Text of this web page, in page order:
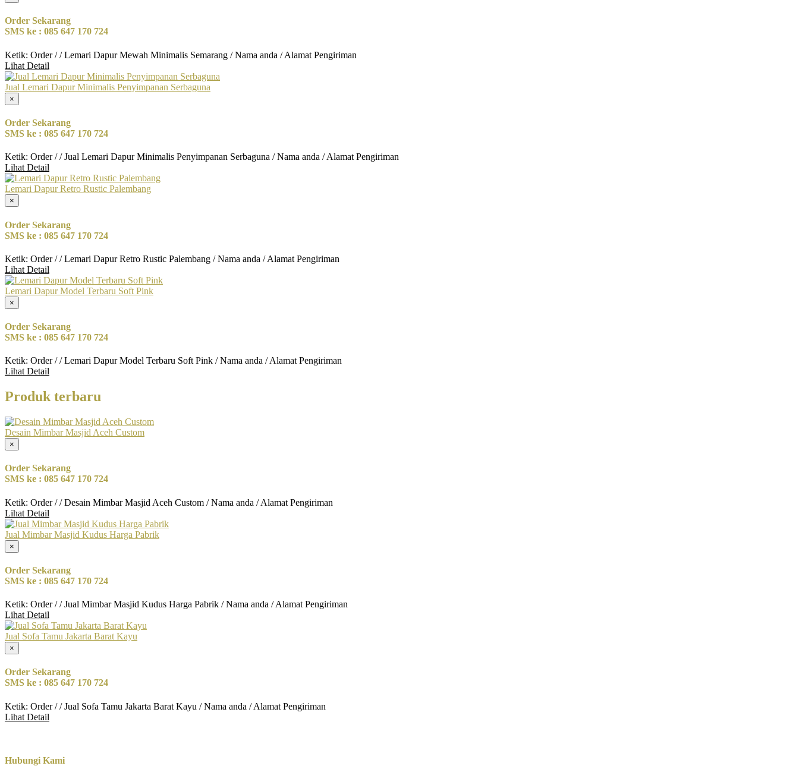
Order Sekarang
SMS ke : 085 647 170 724
Ketik: Order / / Lemari Dapur Mewah Minimalis Semarang / Nama anda / Alamat Pengiriman
Lihat Detail
Jual Lemari Dapur Minimalis Penyimpanan Serbaguna
×
Order Sekarang
SMS ke : 085 647 170 724
Ketik: Order / / Jual Lemari Dapur Minimalis Penyimpanan Serbaguna / Nama anda / Alamat Pengiriman
Lihat Detail
Lemari Dapur Retro Rustic Palembang
×
Order Sekarang
SMS ke : 085 647 170 724
Ketik: Order / / Lemari Dapur Retro Rustic Palembang / Nama anda / Alamat Pengiriman
Lihat Detail
Lemari Dapur Model Terbaru Soft Pink
×
Order Sekarang
SMS ke : 085 647 170 724
Ketik: Order / / Lemari Dapur Model Terbaru Soft Pink / Nama anda / Alamat Pengiriman
Lihat Detail
Produk terbaru
Desain Mimbar Masjid Aceh Custom
×
Order Sekarang
SMS ke : 085 647 170 724
Ketik: Order / / Desain Mimbar Masjid Aceh Custom / Nama anda / Alamat Pengiriman
Lihat Detail
Jual Mimbar Masjid Kudus Harga Pabrik
×
Order Sekarang
SMS ke : 085 647 170 724
Ketik: Order / / Jual Mimbar Masjid Kudus Harga Pabrik / Nama anda / Alamat Pengiriman
Lihat Detail
Jual Sofa Tamu Jakarta Barat Kayu
×
Order Sekarang
SMS ke : 085 647 170 724
Ketik: Order / / Jual Sofa Tamu Jakarta Barat Kayu / Nama anda / Alamat Pengiriman
Lihat Detail
Hubungi Kami